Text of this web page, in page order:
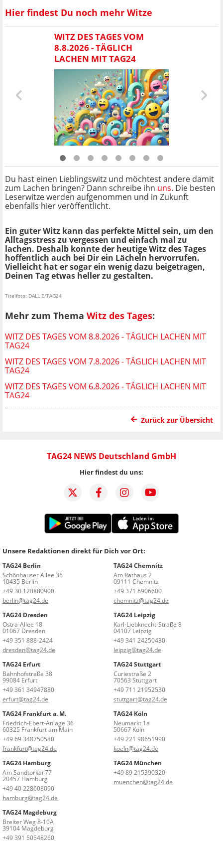
Hier findest Du noch mehr Witze
WITZ DES TAGES VOM
8.8.2026 - TÄGLICH
LACHEN MIT TAG24
Du hast einen Lieblingswitz und möchtest andere damit
zum Lachen bringen? Dann schreibe ihn uns. Die besten
Leserwitze werden aufgenommen und in Zukunft
ebenfalls hier veröffentlicht.
Ein guter Witz kann das perfekte Mittel sein, um den
Alltagsstress zu vergessen und einfach mal zu
lachen. Deshalb konnte der heutige Witz des Tages
hoffentlich auch bei Dir ein Lächeln hervorrufen.
Vielleicht hat er sogar ein wenig dazu beigetragen,
Deinen Tag etwas heller zu gestalten.
Titelfoto: DALL E/TAG24
Mehr zum Thema Witz des Tages:
WITZ DES TAGES VOM 8.8.2026 - TÄGLICH LACHEN MIT
TAG24
WITZ DES TAGES VOM 7.8.2026 - TÄGLICH LACHEN MIT
TAG24
WITZ DES TAGES VOM 6.8.2026 - TÄGLICH LACHEN MIT
TAG24
Zurück zur Übersicht
TAG24 NEWS Deutschland GmbH
Hier findest du uns:
Unsere Redaktionen direkt für Dich vor Ort:
TAG24 Berlin
Schönhauser Allee 36
10435 Berlin
+49 30 120880900
berlin@tag24.de
TAG24 Chemnitz
Am Rathaus 2
09111 Chemnitz
+49 371 6906600
chemnitz@tag24.de
TAG24 Dresden
Ostra-Allee 18
01067 Dresden
+49 351 888-2424
dresden@tag24.de
TAG24 Leipzig
Karl-Liebknecht-Straße 8
04107 Leipzig
+49 341 24250430
leipzig@tag24.de
TAG24 Erfurt
Bahnhofstraße 38
99084 Erfurt
+49 361 34947880
erfurt@tag24.de
TAG24 Stuttgart
Curiestraße 2
70563 Stuttgart
+49 711 21952530
stuttgart@tag24.de
TAG24 Frankfurt a. M.
Friedrich-Ebert-Anlage 36
60325 Frankfurt am Main
+49 69 348750580
frankfurt@tag24.de
TAG24 Köln
Neumarkt 1a
50667 Köln
+49 221 98651990
koeln@tag24.de
TAG24 Hamburg
Am Sandtorkai 77
20457 Hamburg
+49 40 228608090
hamburg@tag24.de
TAG24 München
+49 89 215390320
muenchen@tag24.de
TAG24 Magdeburg
Breiter Weg 8-10A
39104 Magdeburg
+49 391 50548260